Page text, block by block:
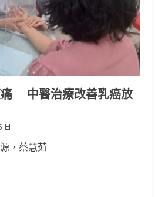
痛 中醫治療改善乳癌放
日
，蔡慧茹